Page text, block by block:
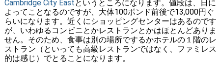
Cambridge City Eastというところになります。値段は、日に
よってことなるのですが、大体100ポンド前後で13,000円ぐ
らいになります。近くにショッピングセンターはあるのです
が、いわゆるコンビニとかレストランとかはほとんどありま
せん。そのため、食事は別の場所でするかホテルの１階のレ
ストラン（といっても高級レストランではなく、ファミレス
的は感じ）でとることになります。